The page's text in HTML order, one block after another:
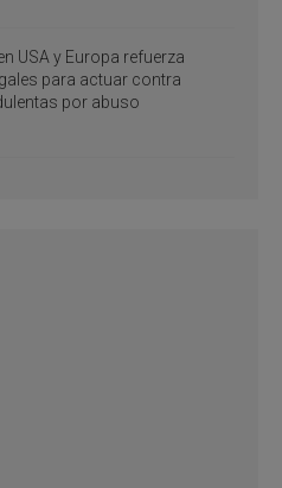
USA y Europa refuerza
para actuar contra
por abuso